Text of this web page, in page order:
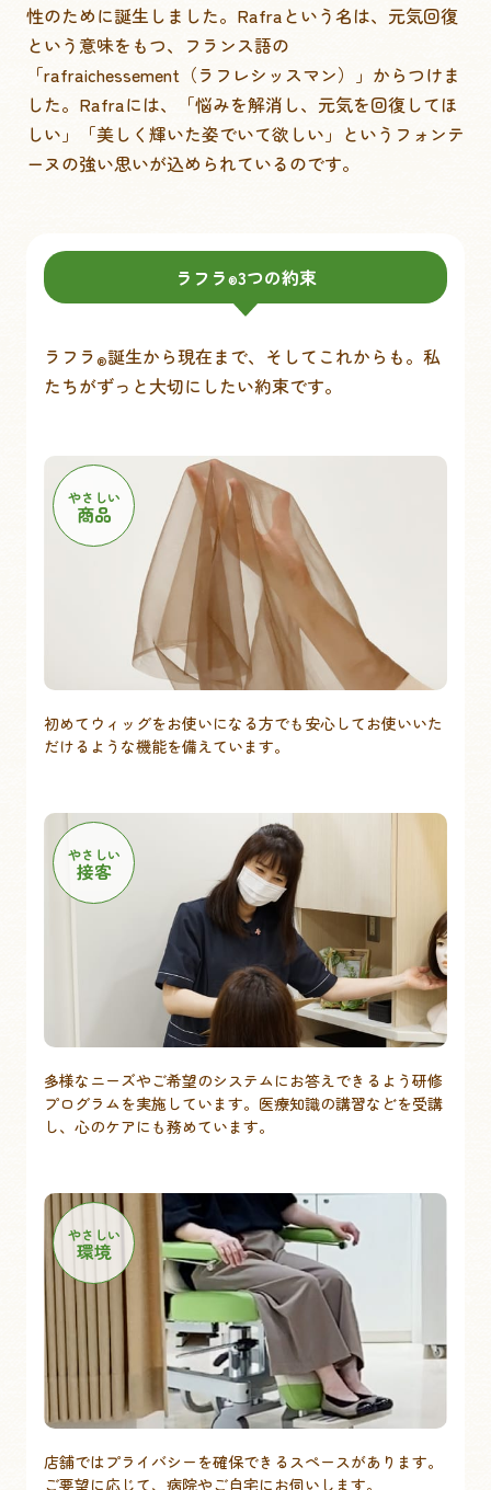
性のために誕生しました。 Rafraという名は、元気回復
という意味をもつ、
フランス語の
「rafraichessement（ラフレシッスマン）」からつけま
した。 Rafraには、「悩みを解消し、元気を回復してほ
しい」「美しく輝いた姿でいて欲しい」という フォンテ
ーヌの強い思いが込められているのです。
ラフラ®3つの約束
ラフラ ®誕生から現在まで、そしてこれからも。私
たちがずっと大切にしたい約束です。
やさしい
商品
初めてウィッグをお使いになる方でも安心してお使いいた
だけるような機能を備えています。
やさしい
接客
多様なニーズやご希望のシステムにお答えできるよう研修
プログラムを実施しています。医療知識の講習などを受講
し、心のケアにも務めています。
やさしい
環境
店舗ではプライバシーを確保できるスペースがあります。​
ご要望に応じて、病院やご自宅にお伺いします。